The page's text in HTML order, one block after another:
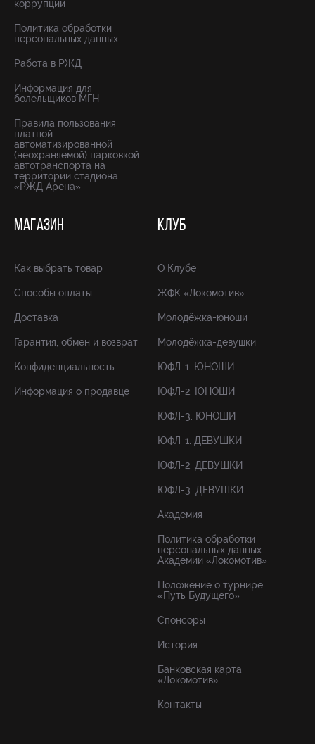
коррупции
Политика обработки
персональных данных
Работа в РЖД
Информация для
болельщиков МГН
Правила пользования
платной
автоматизированной
(неохраняемой) парковкой
автотранспорта на
территории стадиона
«РЖД Арена»
МАГАЗИН
Как выбрать товар
Способы оплаты
Доставка
Гарантия, обмен и возврат
Конфиденциальность
Информация о продавце
КЛУБ
О Клубе
ЖФК «Локомотив»
Молодёжка-юноши
Молодёжка-девушки
ЮФЛ-1. ЮНОШИ
ЮФЛ-2. ЮНОШИ
ЮФЛ-3. ЮНОШИ
ЮФЛ-1. ДЕВУШКИ
ЮФЛ-2. ДЕВУШКИ
ЮФЛ-3. ДЕВУШКИ
Академия
Политика обработки
персональных данных
Академии «Локомотив»
Положение о турнире
«Путь Будущего»
Спонсоры
История
Банковская карта
«Локомотив»
Контакты